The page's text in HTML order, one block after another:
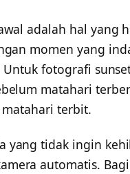
adalah hal yang
momen yang
fotografi
matahari
terbit.
yang tidak ingin
automatis.